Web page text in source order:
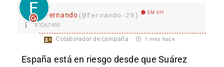
Fernando(@fernando-29) EM Off
#3267495
Colaborador de campaña 1 mes hace
España está en riesgo desde que Suárez